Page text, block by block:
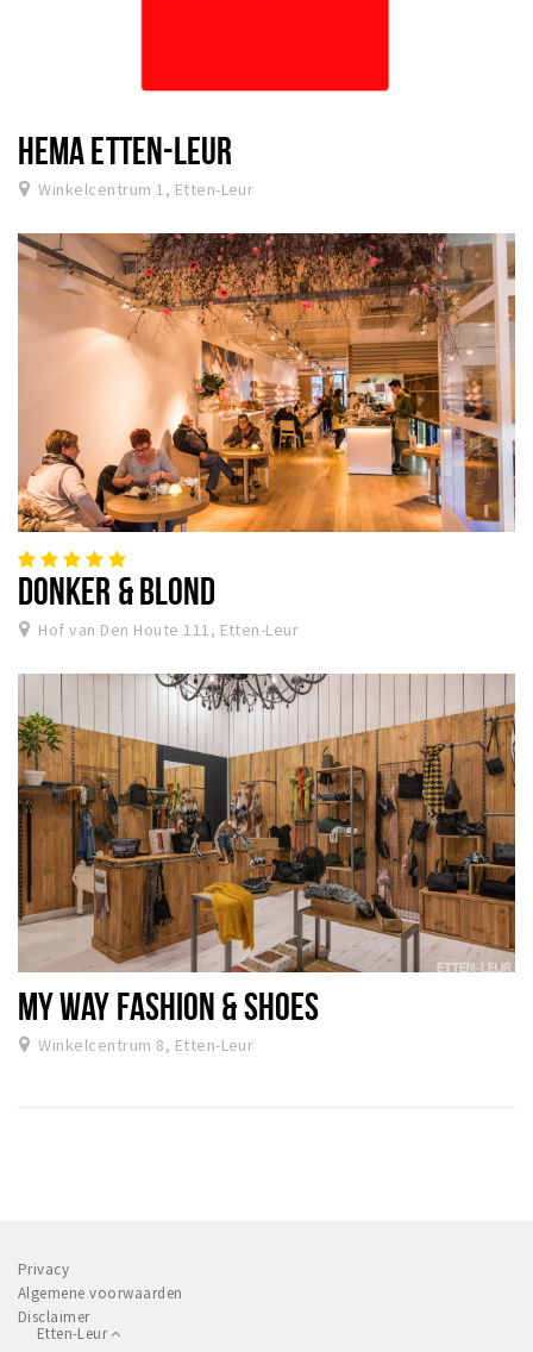
HEMA ETTEN-LEUR
Winkelcentrum 1, Etten-Leur
DONKER & BLOND
Hof van Den Houte 111, Etten-Leur
MY WAY FASHION & SHOES
Winkelcentrum 8, Etten-Leur
Privacy
Algemene voorwaarden
Disclaimer
Etten-Leur